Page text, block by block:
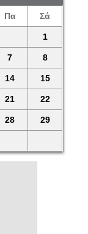
Πα Σά
1
7 8
14 15
21 22
28 29